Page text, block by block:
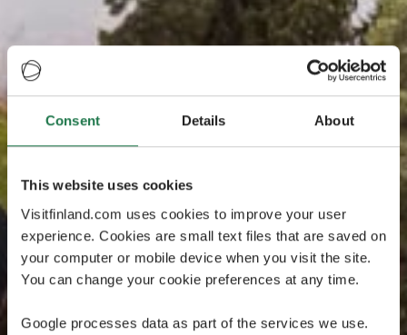
Consent Details About
This website uses cookies
Visitfinland.com uses cookies to improve your user
experience. Cookies are small text files that are saved on
your computer or mobile device when you visit the site.
You can change your cookie preferences at any time.
Google processes data as part of the services we use.